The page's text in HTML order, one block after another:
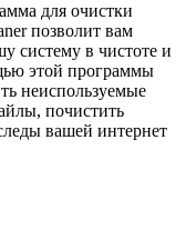
для очистки
позволит вам
систему в чистоте и
этой программы
неиспользуемые
почистить
вашей интернет